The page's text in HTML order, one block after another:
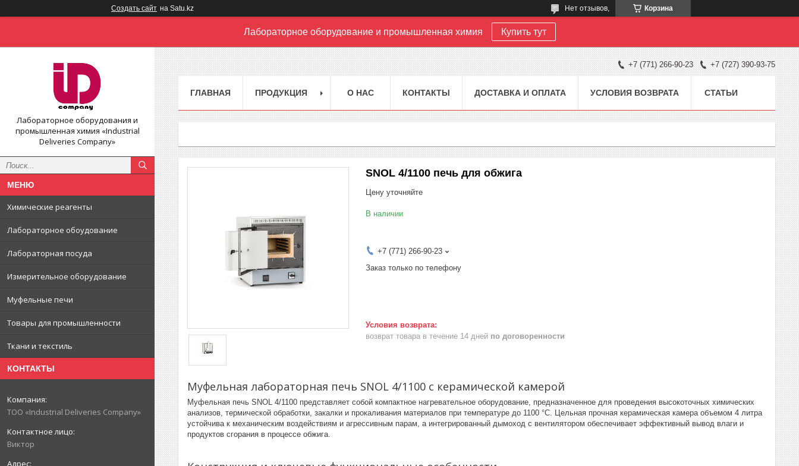
Создать сайт на Satu.kz Корзина
Нет отзывов,
Лабораторное оборудование и промышленная химия Купить тут
Лабораторное оборудования и
промышленная химия «Industrial
Deliveries Company»
Химические реагенты
Лабораторное обоудование
Лабораторная посуда
Измерительное оборудование
Муфельные печи
Товары для промышленности
Ткани и текстиль
КОНТАКТЫ
ТОО «Industrial Deliveries Company»
Виктор
+7 (771) 266-90-23 +7 (727) 390-93-75
ГЛАВНАЯ ПРОДУКЦИЯ О НАС КОНТАКТЫ ДОСТАВКА И ОПЛАТА УСЛОВИЯ ВОЗВРАТА СТАТЬИ
SNOL 4/1100 печь для обжига
Цену уточняйте
В наличии
+7 (771) 266-90-23
Заказ только по телефону
возврат товара в течение 14 дней по договоренности
Муфельная лабораторная печь SNOL 4/1100 с керамической камерой
Муфельная печь SNOL 4/1100 представляет собой компактное нагревательное оборудование, предназначенное для проведения высокоточных химических
анализов, термической обработки, закалки и прокаливания материалов при температуре до 1100 °C. Цельная прочная керамическая камера объемом 4 литра
устойчива к механическим воздействиям и агрессивным парам, а интегрированный дымоход с вентилятором обеспечивает эффективный вывод влаги и
продуктов сгорания в процессе обжига.